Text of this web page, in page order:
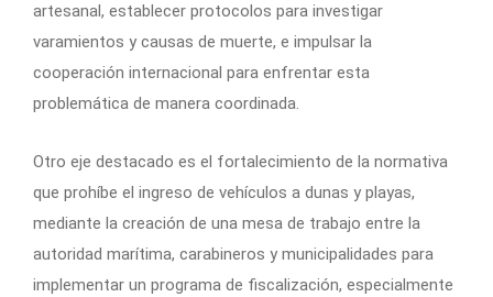
artesanal, establecer protocolos para investigar
varamientos y causas de muerte, e impulsar la
cooperación internacional para enfrentar esta
problemática de manera coordinada.
Otro eje destacado es el fortalecimiento de la normativa
que prohíbe el ingreso de vehículos a dunas y playas,
mediante la creación de una mesa de trabajo entre la
autoridad marítima, carabineros y municipalidades para
implementar un programa de fiscalización, especialmente